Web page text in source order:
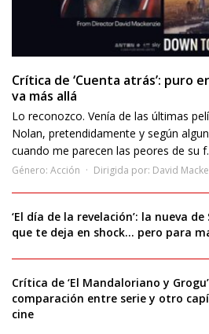
Crítica de ‘Cuenta atrás’: puro
va más allá
Lo reconozco. Venía de las últimas
Nolan, pretendidamente y según
cuando me parecen las peores de su
Género: Acción Dirigida por: David
‘El día de la revelación’: la nueva
que te deja en shock… pero para
Crítica de ‘El Mandaloriano y
comparación entre serie y otro
cine